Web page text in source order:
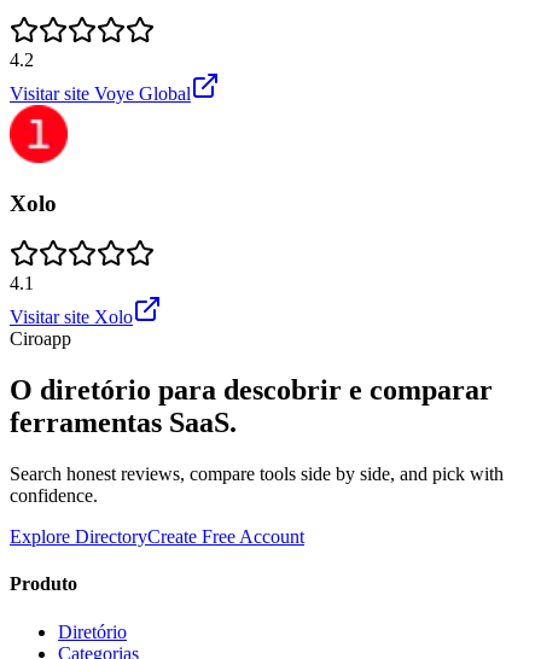
4.2
Visitar site Voye Global
Xolo
4.1
Visitar site Xolo
Ciroapp
O diretório para descobrir e comparar
ferramentas SaaS.
Search honest reviews, compare tools side by side, and pick with
confidence.
Explore DirectoryCreate Free Account
Produto
Diretório
Categorias